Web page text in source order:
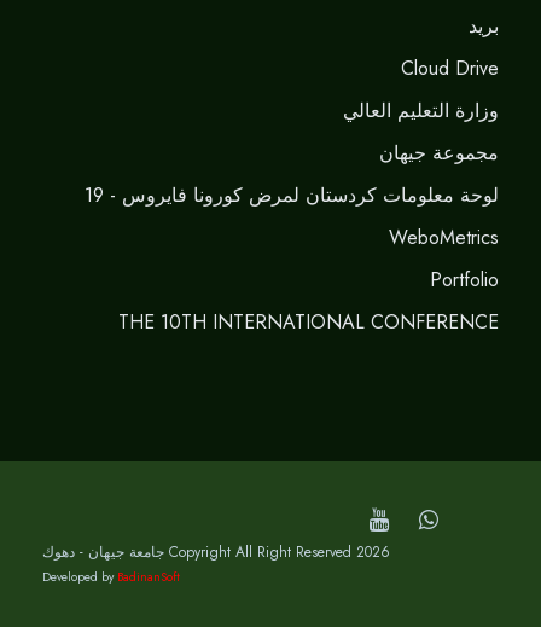
برید
Cloud Drive
وزارة التعليم العالي
مجموعة جيهان
لوحة معلومات كردستان لمرض كورونا فايروس - 19
WeboMetrics
Portfolio
THE 10TH INTERNATIONAL CONFERENCE
Copyright All Right Reserved 2026 جامعة جيهان - دهوك
Developed by BadinanSoft